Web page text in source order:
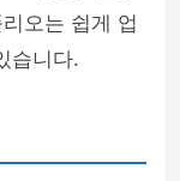
오는 쉽게 업
습니다.